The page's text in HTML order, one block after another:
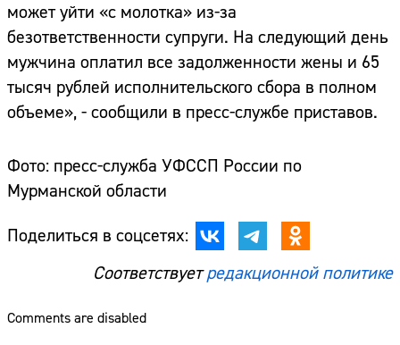
может уйти «с молотка» из-за
безответственности супруги. На следующий день
мужчина оплатил все задолженности жены и 65
тысяч рублей исполнительского сбора в полном
объеме», - сообщили в пресс-службе приставов.
Фото: пресс-служба УФССП России по
Мурманской области
Поделиться в соцсетях:
Соответствуетредакционной политике
Comments are disabled